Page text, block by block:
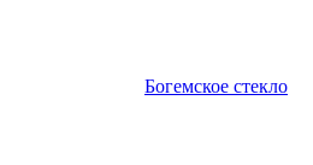
Богемское стекло